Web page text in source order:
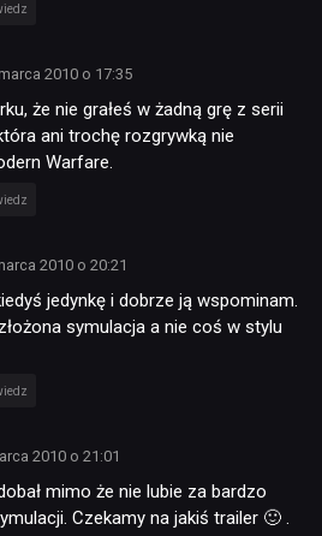
2010 o 17:35
że nie grałeś w żadną grę z serii
ani trochę rozgrywką nie
Warfare.
2010 o 20:21
jedynkę i dobrze ją wspominam.
symulacja a nie coś w stylu
2010 o 21:01
mimo że nie lubie za bardzo
Czekamy na jakiś trailer 🙂 .